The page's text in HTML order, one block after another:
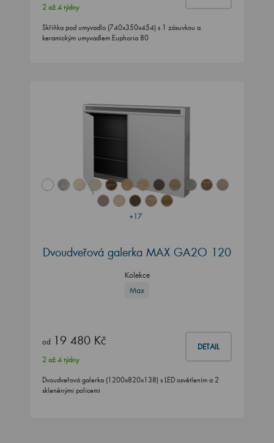
2 až 4 týdny
Skříňka pod umyvadlo (740x350x454) s 1 zásuvkou a
keramickým umyvadlem Euphoria 80
+17
Dvoudveřová galerka MAX GA2O 120
Kolekce
Max
od 19 480 Kč DETAIL
2 až 4 týdny
Dvoudveřová galerka (1200x820x138) s LED osvětlením a 2
skleněnými policemi